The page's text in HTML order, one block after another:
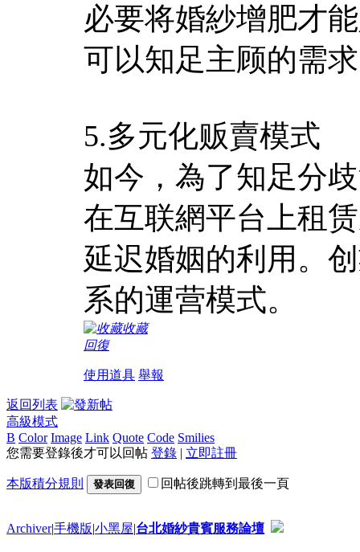
必要将婚紗增肥才
可以知足主顾的需
5.多元化贩賣模式
如今，為了知足分
在互联網平台上租
延迟婚姻的利用。
系的運营模式。
收藏
回復
使用道具 舉報
返回列表
高級模式
B Color Image Link Quote Code Smilies
您需要登錄後才可以回帖 登錄 | 立即註冊
本版積分規則 發表回復 回帖後跳轉到最後一頁
Archiver|手機版|小黑屋|台北婚紗貴賓服務論壇